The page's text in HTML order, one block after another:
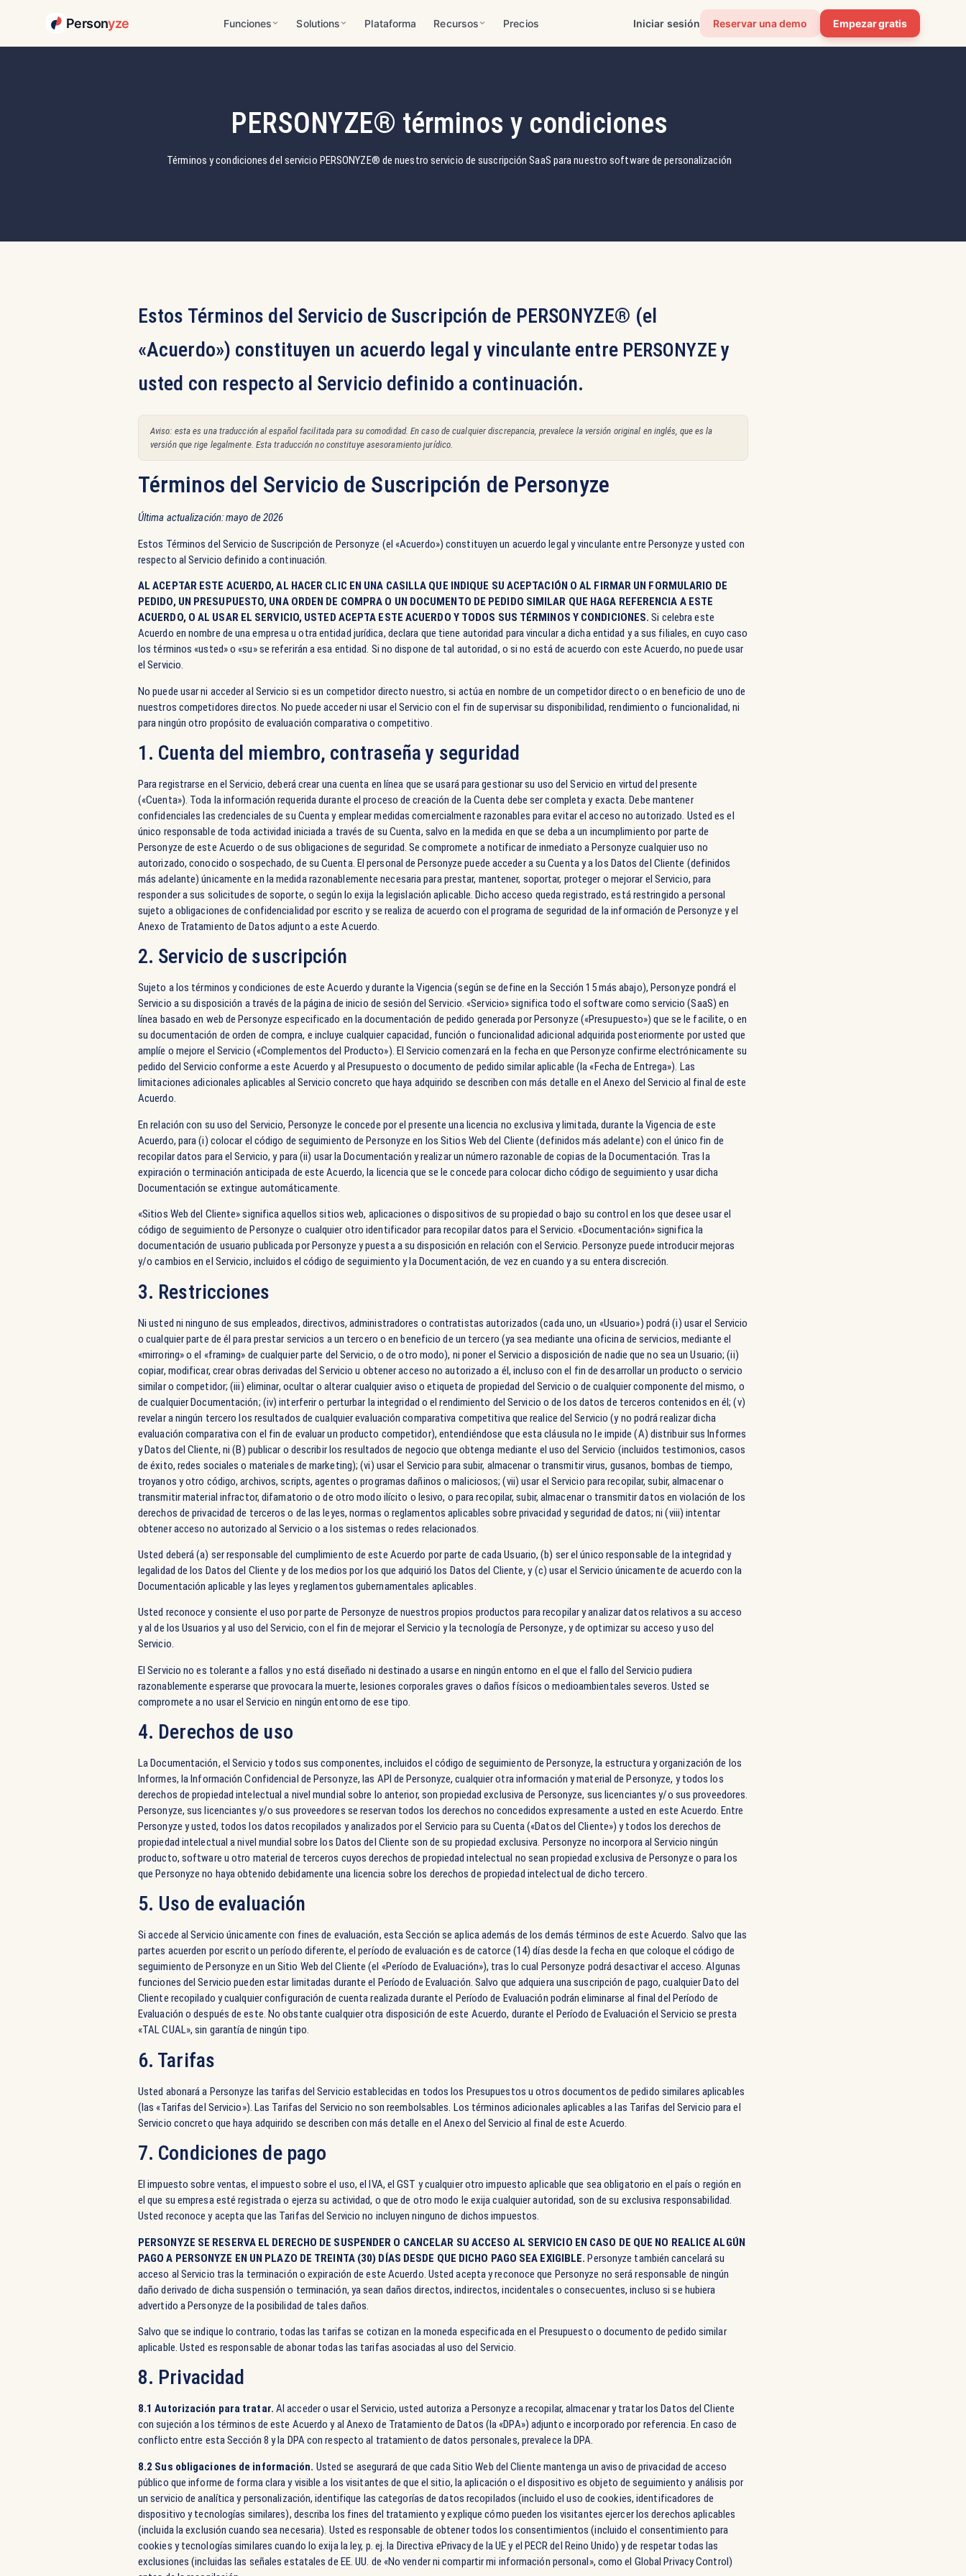
Personyze Funciones Solutions Plataforma Recursos Precios Iniciar sesión Reservar una demo Empezar gratis
PERSONYZE® términos y condiciones
Términos y condiciones del servicio PERSONYZE® de nuestro servicio de suscripción SaaS para nuestro software de personalización
Estos Términos del Servicio de Suscripción de PERSONYZE® (el
«Acuerdo») constituyen un acuerdo legal y vinculante entre PERSONYZEy
usted con respecto al Servicio definido a continuación.
Aviso: esta es una traducción al español facilitada para su comodidad. En caso de cualquier discrepancia, prevalece la versión original en inglés, que es la
versión que rige legalmente. Esta traducción no constituye asesoramiento jurídico.
Términos del Servicio de Suscripción de Personyze
Última actualización: mayo de 2026
Estos Términos del Servicio de Suscripción de Personyze (el «Acuerdo») constituyen un acuerdo legal y vinculante entre Personyze y usted con
respecto al Servicio definido a continuación.
AL ACEPTAR ESTE ACUERDO, AL HACER CLIC EN UNA CASILLA QUE INDIQUE SU ACEPTACIÓN O AL FIRMAR UN FORMULARIO DE
PEDIDO, UN PRESUPUESTO, UNA ORDEN DE COMPRA O UN DOCUMENTO DE PEDIDO SIMILAR QUE HAGA REFERENCIA A ESTE
ACUERDO, O AL USAR EL SERVICIO, USTED ACEPTA ESTE ACUERDO Y TODOS SUS TÉRMINOS Y CONDICIONES. Si celebra este
Acuerdo en nombre de una empresa u otra entidad jurídica, declara que tiene autoridad para vincular a dicha entidad y a sus filiales, en cuyo caso
los términos «usted» o «su» se referirán a esa entidad. Si no dispone de tal autoridad, o si no está de acuerdo con este Acuerdo, no puede usar
el Servicio.
No puede usar ni acceder al Servicio si es un competidor directo nuestro, si actúa en nombre de un competidor directo o en beneficio de uno de
nuestros competidores directos. No puede acceder ni usar el Servicio con el fin de supervisar su disponibilidad, rendimiento o funcionalidad, ni
para ningún otro propósito de evaluación comparativa o competitivo.
1. Cuenta del miembro, contraseña y seguridad
Para registrarse en el Servicio, deberá crear una cuenta en línea que se usará para gestionar su uso del Servicio en virtud del presente
(«Cuenta»). Toda la información requerida durante el proceso de creación de la Cuenta debe ser completa y exacta. Debe mantener
confidenciales las credenciales de su Cuenta y emplear medidas comercialmente razonables para evitar el acceso no autorizado. Usted es el
único responsable de toda actividad iniciada a través de su Cuenta, salvo en la medida en que se deba a un incumplimiento por parte de
Personyze de este Acuerdo o de sus obligaciones de seguridad. Se compromete a notificar de inmediato a Personyze cualquier uso no
autorizado, conocido o sospechado, de su Cuenta. El personal de Personyze puede acceder a su Cuenta y a los Datos del Cliente (definidos
más adelante) únicamente en la medida razonablemente necesaria para prestar, mantener, soportar, proteger o mejorar el Servicio, para
responder a sus solicitudes de soporte, o según lo exija la legislación aplicable. Dicho acceso queda registrado, está restringido a personal
sujeto a obligaciones de confidencialidad por escrito y se realiza de acuerdo con el programa de seguridad de la información de Personyze y el
Anexo de Tratamiento de Datos adjunto a este Acuerdo.
2. Servicio de suscripción
Sujeto a los términos y condiciones de este Acuerdo y durante la Vigencia (según se define en la Sección 15 más abajo), Personyze pondrá el
Servicio a su disposición a través de la página de inicio de sesión del Servicio. «Servicio» significa todo el software como servicio (SaaS) en
línea basado en web de Personyze especificado en la documentación de pedido generada por Personyze («Presupuesto») que se le facilite, o en
su documentación de orden de compra, e incluye cualquier capacidad, función o funcionalidad adicional adquirida posteriormente por usted que
amplíe o mejore el Servicio («Complementos del Producto»). El Servicio comenzará en la fecha en que Personyze confirme electrónicamente su
pedido del Servicio conforme a este Acuerdo y al Presupuesto o documento de pedido similar aplicable (la «Fecha de Entrega»). Las
limitaciones adicionales aplicables al Servicio concreto que haya adquirido se describen con más detalle en el Anexo del Servicio al final de este
Acuerdo.
En relación con su uso del Servicio, Personyze le concede por el presente una licencia no exclusiva y limitada, durante la Vigencia de este
Acuerdo, para (i) colocar el código de seguimiento de Personyze en los Sitios Web del Cliente (definidos más adelante) con el único fin de
recopilar datos para el Servicio, y para (ii) usar la Documentación y realizar un número razonable de copias de la Documentación. Tras la
expiración o terminación anticipada de este Acuerdo, la licencia que se le concede para colocar dicho código de seguimiento y usar dicha
Documentación se extingue automáticamente.
«Sitios Web del Cliente» significa aquellos sitios web, aplicaciones o dispositivos de su propiedad o bajo su control en los que desee usar el
código de seguimiento de Personyze o cualquier otro identificador para recopilar datos para el Servicio. «Documentación» significa la
documentación de usuario publicada por Personyze y puesta a su disposición en relación con el Servicio. Personyze puede introducir mejoras
y/o cambios en el Servicio, incluidos el código de seguimiento y la Documentación, de vez en cuando y a su entera discreción.
3. Restricciones
Ni usted ni ninguno de sus empleados, directivos, administradores o contratistas autorizados (cada uno, un «Usuario») podrá (i) usar el Servicio
o cualquier parte de él para prestar servicios a un tercero o en beneficio de un tercero (ya sea mediante una oficina de servicios, mediante el
«mirroring» o el «framing» de cualquier parte del Servicio, o de otro modo), ni poner el Servicio a disposición de nadie que no sea un Usuario; (ii)
copiar, modificar, crear obras derivadas del Servicio u obtener acceso no autorizado a él, incluso con el fin de desarrollar un producto o servicio
similar o competidor; (iii) eliminar, ocultar o alterar cualquier aviso o etiqueta de propiedad del Servicio o de cualquier componente del mismo, o
de cualquier Documentación; (iv) interferir o perturbar la integridad o el rendimiento del Servicio o de los datos de terceros contenidos en él; (v)
revelar a ningún tercero los resultados de cualquier evaluación comparativa competitiva que realice del Servicio (y no podrá realizar dicha
evaluación comparativa con el fin de evaluar un producto competidor), entendiéndose que esta cláusula no le impide (A) distribuir sus Informes
y Datos del Cliente, ni (B) publicar o describir los resultados de negocio que obtenga mediante el uso del Servicio (incluidos testimonios, casos
de éxito, redes sociales o materiales de marketing); (vi) usar el Servicio para subir, almacenar o transmitir virus, gusanos, bombas de tiempo,
troyanos y otro código, archivos, scripts, agentes o programas dañinos o maliciosos; (vii) usar el Servicio para recopilar, subir, almacenar o
transmitir material infractor, difamatorio o de otro modo ilícito o lesivo, o para recopilar, subir, almacenar o transmitir datos en violación de los
derechos de privacidad de terceros o de las leyes, normas o reglamentos aplicables sobre privacidad y seguridad de datos; ni (viii) intentar
obtener acceso no autorizado al Servicio o a los sistemas o redes relacionados.
Usted deberá (a) ser responsable del cumplimiento de este Acuerdo por parte de cada Usuario, (b) ser el único responsable de la integridad y
legalidad de los Datos del Cliente y de los medios por los que adquirió los Datos del Cliente, y (c) usar el Servicio únicamente de acuerdo con la
Documentación aplicable y las leyes y reglamentos gubernamentales aplicables.
Usted reconoce y consiente el uso por parte de Personyze de nuestros propios productos para recopilar y analizar datos relativos a su acceso
y al de los Usuarios y al uso del Servicio, con el fin de mejorar el Servicio y la tecnología de Personyze, y de optimizar su acceso y uso del
Servicio.
El Servicio no es tolerante a fallos y no está diseñado ni destinado a usarse en ningún entorno en el que el fallo del Servicio pudiera
razonablemente esperarse que provocara la muerte, lesiones corporales graves o daños físicos o medioambientales severos. Usted se
compromete a no usar el Servicio en ningún entorno de ese tipo.
4. Derechos de uso
La Documentación, el Servicio y todos sus componentes, incluidos el código de seguimiento de Personyze, la estructura y organización de los
Informes, la Información Confidencial de Personyze, las API de Personyze, cualquier otra información y material de Personyze, y todos los
derechos de propiedad intelectual a nivel mundial sobre lo anterior, son propiedad exclusiva de Personyze, sus licenciantes y/o sus proveedores.
Personyze, sus licenciantes y/o sus proveedores se reservan todos los derechos no concedidos expresamente a usted en este Acuerdo. Entre
Personyze y usted, todos los datos recopilados y analizados por el Servicio para su Cuenta («Datos del Cliente») y todos los derechos de
propiedad intelectual a nivel mundial sobre los Datos del Cliente son de su propiedad exclusiva. Personyze no incorpora al Servicio ningún
producto, software u otro material de terceros cuyos derechos de propiedad intelectual no sean propiedad exclusiva de Personyze o para los
que Personyze no haya obtenido debidamente una licencia sobre los derechos de propiedad intelectual de dicho tercero.
5. Uso de evaluación
Si accede al Servicio únicamente con fines de evaluación, esta Sección se aplica además de los demás términos de este Acuerdo. Salvo que las
partes acuerden por escrito un período diferente, el período de evaluación es de catorce (14) días desde la fecha en que coloque el código de
seguimiento de Personyze en un Sitio Web del Cliente (el «Período de Evaluación»), tras lo cual Personyze podrá desactivar el acceso. Algunas
funciones del Servicio pueden estar limitadas durante el Período de Evaluación. Salvo que adquiera una suscripción de pago, cualquier Dato del
Cliente recopilado y cualquier configuración de cuenta realizada durante el Período de Evaluación podrán eliminarse al final del Período de
Evaluación o después de este. No obstante cualquier otra disposición de este Acuerdo, durante el Período de Evaluación el Servicio se presta
«TAL CUAL», sin garantía de ningún tipo.
6. Tarifas
Usted abonará a Personyze las tarifas del Servicio establecidas en todos los Presupuestos u otros documentos de pedido similares aplicables
(las «Tarifas del Servicio»). Las Tarifas del Servicio no son reembolsables. Los términos adicionales aplicables a las Tarifas del Servicio para el
Servicio concreto que haya adquirido se describen con más detalle en el Anexo del Servicio al final de este Acuerdo.
7. Condiciones de pago
El impuesto sobre ventas, el impuesto sobre el uso, el IVA, el GST y cualquier otro impuesto aplicable que sea obligatorio en el país o región en
el que su empresa esté registrada o ejerza su actividad, o que de otro modo le exija cualquier autoridad, son de su exclusiva responsabilidad.
Usted reconoce y acepta que las Tarifas del Servicio no incluyen ninguno de dichos impuestos.
PERSONYZE SE RESERVA EL DERECHO DE SUSPENDER O CANCELAR SU ACCESO AL SERVICIO EN CASO DE QUE NO REALICE ALGÚN
PAGO A PERSONYZE EN UN PLAZO DE TREINTA (30) DÍAS DESDE QUE DICHO PAGO SEA EXIGIBLE. Personyze también cancelará su
acceso al Servicio tras la terminación o expiración de este Acuerdo. Usted acepta y reconoce que Personyze no será responsable de ningún
daño derivado de dicha suspensión o terminación, ya sean daños directos, indirectos, incidentales o consecuentes, incluso si se hubiera
advertido a Personyze de la posibilidad de tales daños.
Salvo que se indique lo contrario, todas las tarifas se cotizan en la moneda especificada en el Presupuesto o documento de pedido similar
aplicable. Usted es responsable de abonar todas las tarifas asociadas al uso del Servicio.
8. Privacidad
8.1 Autorización para tratar. Al acceder o usar el Servicio, usted autoriza a Personyze a recopilar, almacenar y tratar los Datos del Cliente
con sujeción a los términos de este Acuerdo y al Anexo de Tratamiento de Datos (la «DPA») adjunto e incorporado por referencia. En caso de
conflicto entre esta Sección 8 y la DPA con respecto al tratamiento de datos personales, prevalece la DPA.
8.2 Sus obligaciones de información. Usted se asegurará de que cada Sitio Web del Cliente mantenga un aviso de privacidad de acceso
público que informe de forma clara y visible a los visitantes de que el sitio, la aplicación o el dispositivo es objeto de seguimiento y análisis por
un servicio de analítica y personalización, identifique las categorías de datos recopilados (incluido el uso de cookies, identificadores de
dispositivo y tecnologías similares), describa los fines del tratamiento y explique cómo pueden los visitantes ejercer los derechos aplicables
(incluida la exclusión cuando sea necesaria). Usted es responsable de obtener todos los consentimientos (incluido el consentimiento para
cookies y tecnologías similares cuando lo exija la ley, p. ej. la Directiva ePrivacy de la UE y el PECR del Reino Unido) y de respetar todas las
exclusiones (incluidas las señales estatales de EE. UU. de «No vender ni compartir mi información personal», como el Global Privacy Control)